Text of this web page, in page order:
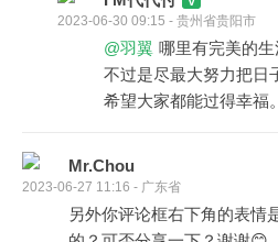
2023-06-30 09:15 - 贵州省贵阳市
@羽翼 哪里有完美的
不过是尽最大努力把日
希望大家都能过得幸福。
Mr.Chou
2023-06-27 11:16 - 广东省
另外你评论框右下角的表情